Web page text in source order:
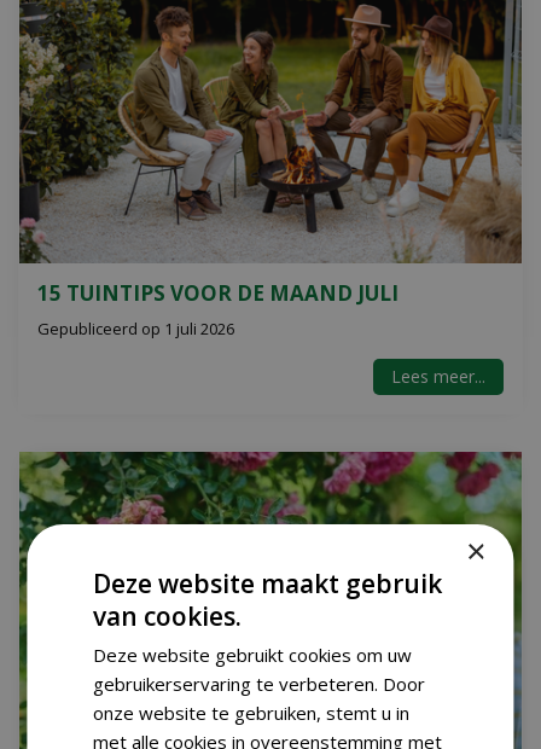
15 TUINTIPS VOOR DE MAAND JULI
Gepubliceerd op 1 juli 2026
Lees meer...
×
Deze website maakt gebruik
van cookies.
Deze website gebruikt cookies om uw
gebruikerservaring te verbeteren. Door
onze website te gebruiken, stemt u in
met alle cookies in overeenstemming met